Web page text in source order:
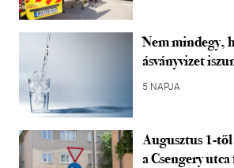
Nem mindegy,
ásványvizet
5 NAPJA
Augusztus 1-
a Csengery